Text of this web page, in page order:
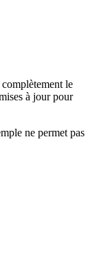
le
à jour pour
ne permet pas